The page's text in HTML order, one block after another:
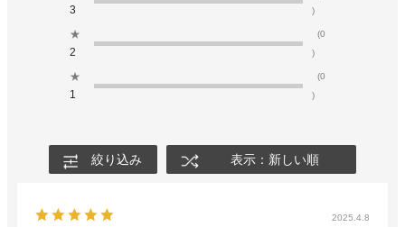
3
)
★
2
(0
)
★
1
(0
)
絞り込み 表示：新しい順
2025.4.8